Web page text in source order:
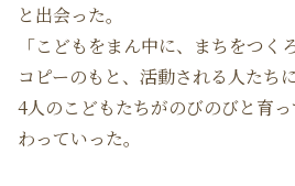
と出会った。
「こどもをまん中に、まちをつく
コピーのもと、活動される人たち
4人のこどもたちがのびのびと育
わっていった。